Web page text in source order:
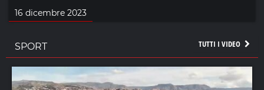
16 dicembre 2023
TUTTI I VIDEO
SPORT